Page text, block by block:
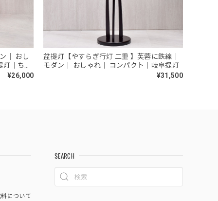
｜ おし
｜ちょ
¥26,000
盆提灯【やすらぎ行灯 二重 】芙蓉に鉄線｜
モダン｜ おしゃれ｜ コンパクト｜岐阜提灯
¥31,500
について
SEARCH